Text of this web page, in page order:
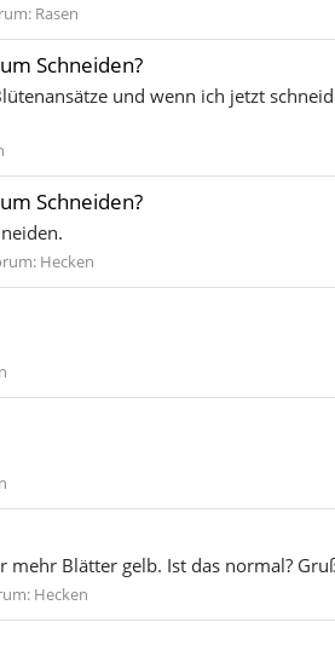
Rasen
Schneiden?
und wenn ich jetzt
Schneiden?
Hecken
Blätter gelb. Ist das normal?
Hecken